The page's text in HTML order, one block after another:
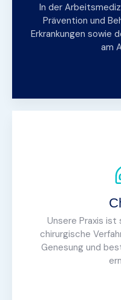
In der
Prävention und
Erkrankungen sowie
am
Unsere Praxis
chirurgische
Genesung und